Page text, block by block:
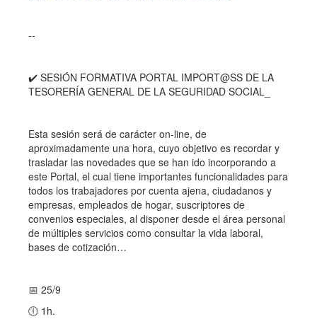
--
✔️ SESIÓN FORMATIVA PORTAL IMPORT@SS DE LA
TESORERÍA GENERAL DE LA SEGURIDAD SOCIAL_
Esta sesión será de carácter on-line, de
aproximadamente una hora, cuyo objetivo es recordar y
trasladar las novedades que se han ido incorporando a
este Portal, el cual tiene importantes funcionalidades para
todos los trabajadores por cuenta ajena, ciudadanos y
empresas, empleados de hogar, suscriptores de
convenios especiales, al disponer desde el área personal
de múltiples servicios como consultar la vida laboral,
bases de cotización…
📅 25/9
🕕 1h.